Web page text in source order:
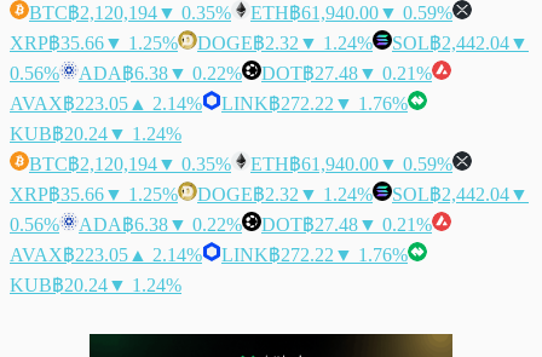
BTC฿2,120,194▼ 0.35% ETH฿61,940.00▼ 0.59%
XRP฿35.66▼ 1.25% DOGE฿2.32 ▼ 1.24% SOL฿2,442.04▼
0.56%
ADA฿6.38▼ 0.22% DOT฿27.48▼ 0.21%
AVAX฿223.05 ▲ 2.14% LINK฿272.22 ▼ 1.76%
KUB฿20.24▼ 1.24%
BTC฿2,120,194▼ 0.35% ETH฿61,940.00▼ 0.59%
XRP฿35.66▼ 1.25% DOGE฿2.32 ▼ 1.24% SOL฿2,442.04▼
0.56%
ADA฿6.38▼ 0.22% DOT฿27.48▼ 0.21%
AVAX฿223.05 ▲ 2.14% LINK฿272.22 ▼ 1.76%
KUB฿20.24▼ 1.24%